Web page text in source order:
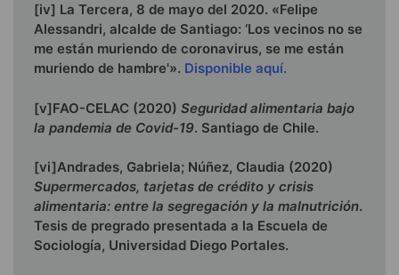
[iv] La Tercera, 8 de mayo del 2020. «Felipe
Alessandri, alcalde de Santiago: ‘Los vecinos no se
me están muriendo de coronavirus, se me están
muriendo de hambre'». Disponible aquí.
[v]FAO-CELAC (2020) Seguridad alimentaria bajo
la pandemia de Covid-19. Santiago de Chile.
[vi]Andrades, Gabriela; Núñez, Claudia (2020)
Supermercados, tarjetas de crédito y crisis
alimentaria: entre la segregación y la malnutrición.
Tesis de pregrado presentada a la Escuela de
Sociología, Universidad Diego Portales.